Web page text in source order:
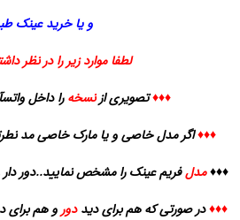
و یا خرید عینک
لطفا موارد زیر را در نظر
♦♦♦تصویری ازنسخهرا داخل
♦♦♦اگر مدل خاصی و یا مارک خاصی مد
♦♦♦مدلفریم عینک را مشخص نمایید..دور
♦♦♦در صورتی که هم برای دید دور و هم برای